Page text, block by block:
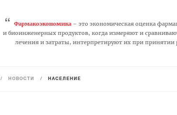
“ Фармакоэкономика– это экономическая оценка
и биоинженерных продуктов, когда измеряют и
лечения и затраты, интерпретируют их при
/ НОВОСТИ / НАСЕЛЕНИЕ